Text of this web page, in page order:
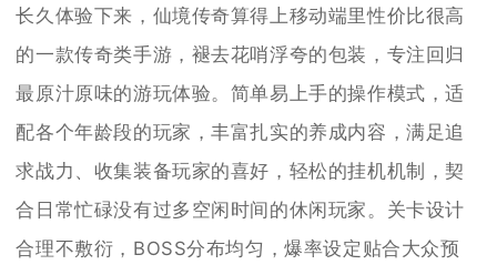
长久体验下来，仙境传奇算得上移动端里性价比很高
的一款传奇类手游，褪去花哨浮夸的包装，专注回归
最原汁原味的游玩体验。简单易上手的操作模式，适
配各个年龄段的玩家，丰富扎实的养成内容，满足追
求战力、收集装备玩家的喜好，轻松的挂机机制，契
合日常忙碌没有过多空闲时间的休闲玩家。关卡设计
合理不敷衍，BOSS分布均匀，爆率设定贴合大众预